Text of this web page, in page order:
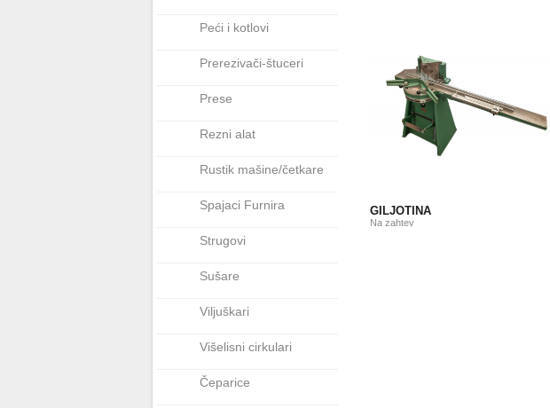
Peći i kotlovi
Prerezivači-štuceri
Prese
Rezni alat
Rustik mašine/četkare
Spajaci Furnira
Strugovi
Sušare
Viljuškari
Višelisni cirkulari
Čeparice
GILJOTINA
Na zahtev